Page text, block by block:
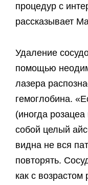
процедур с
рассказывает
Удаление
помощью
лазера
гемоглобина.
(иногда
собой целый
видна не вся
повторять.
как с